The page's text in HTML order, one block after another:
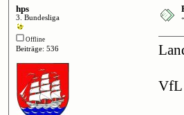
hps
3. Bundesliga
Offline
Beiträge: 536
VfL